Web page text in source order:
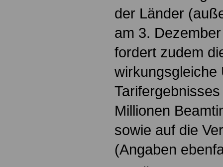
der Länder
am 3.
fordert zudem
wirkungsgleiche
Millionen
sowie auf die
(Angaben